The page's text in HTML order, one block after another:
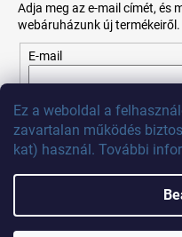
Ez a weboldal a
zavartalan működés
kat) használ. További
Adja meg az e-mail címét, és
webáruházunk új termékeiről.
E-mail
szabályzatot.
FELIRATKOZÁS